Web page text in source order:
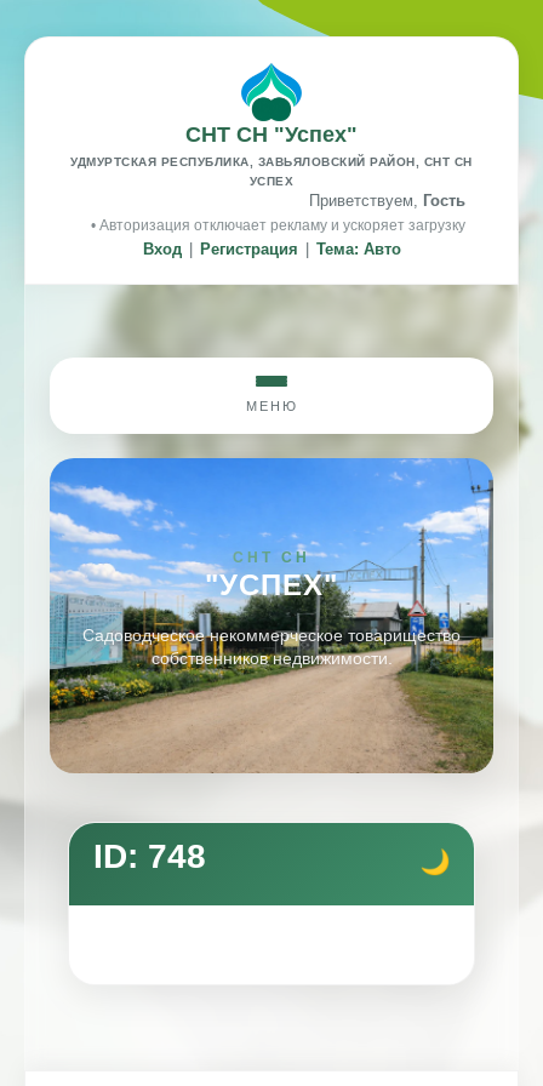
СНТ СН "Успех"
УДМУРТСКАЯ РЕСПУБЛИКА, ЗАВЬЯЛОВСКИЙ РАЙОН, СНТ СН
УСПЕХ
Приветствуем, Гость
• Авторизация отключает рекламу и ускоряет загрузку
Вход Регистрация Тема: Авто
МЕНЮ
СНТ СН
"УСПЕХ"
Садоводческое некоммерческое товарищество
собственников недвижимости.
ID: 748